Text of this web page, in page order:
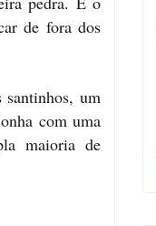
de fora dos
um
com uma
maioria de